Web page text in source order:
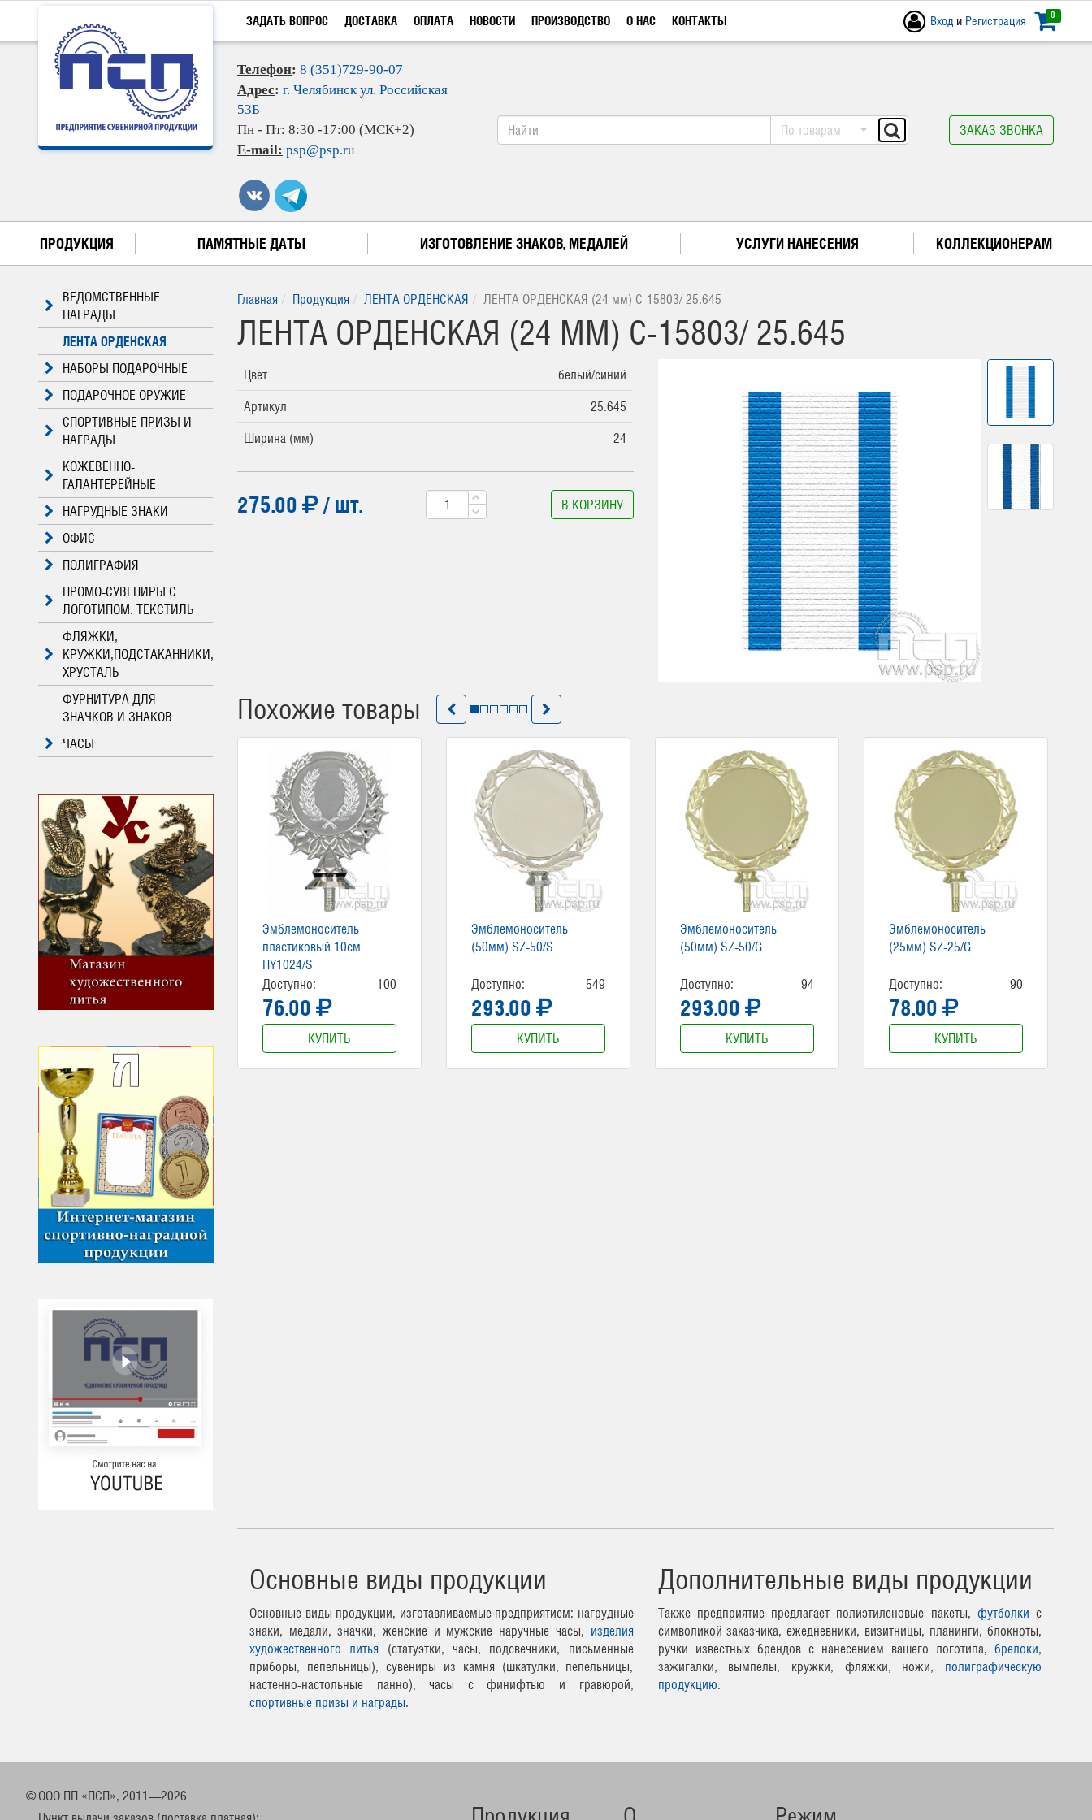
ЗАДАТЬ ВОПРОС ДОСТАВКА ОПЛАТА НОВОСТИ ПРОИЗВОДСТВО О НАС КОНТАКТЫ 0
Вход и Регистрация
Телефон: 8 (351)729-90-07
Адрес: г. Челябинск ул. Российская
53Б
Пн - Пт: 8:30 -17:00 (МСК+2)
E-mail: psp@psp.ru
По товарам ЗАКАЗ ЗВОНКА
ПРОДУКЦИЯ ПАМЯТНЫЕ ДАТЫ ИЗГОТОВЛЕНИЕ ЗНАКОВ, МЕДАЛЕЙ УСЛУГИ НАНЕСЕНИЯ КОЛЛЕКЦИОНЕРАМ
ВЕДОМСТВЕННЫЕ
НАГРАДЫ
ЛЕНТА ОРДЕНСКАЯ
НАБОРЫ ПОДАРОЧНЫЕ
ПОДАРОЧНОЕ ОРУЖИЕ
СПОРТИВНЫЕ ПРИЗЫ И
НАГРАДЫ
КОЖЕВЕННО-
ГАЛАНТЕРЕЙНЫЕ
НАГРУДНЫЕ ЗНАКИ
ОФИС
ПОЛИГРАФИЯ
ПРОМО-СУВЕНИРЫ С
ЛОГОТИПОМ. ТЕКСТИЛЬ
ФЛЯЖКИ,
КРУЖКИ,ПОДСТАКАННИКИ,
ХРУСТАЛЬ
ФУРНИТУРА ДЛЯ
ЗНАЧКОВ И ЗНАКОВ
ЧАСЫ
Главная Продукция ЛЕНТА ОРДЕНСКАЯ ЛЕНТА ОРДЕНСКАЯ (24 мм) С-15803/ 25.645
ЛЕНТА ОРДЕНСКАЯ (24 ММ) С-15803/ 25.645
Цвет
белый/синий
Артикул
25.645
Ширина (мм)
24
275.00 / шт. В КОРЗИНУ
Похожие товары
Эмблемоноситель
пластиковый 10см
HY1024/S
Доступно:
100
76.00
КУПИТЬ
Эмблемоноситель
(50мм) SZ-50/S
Доступно: 549
293.00
КУПИТЬ
Эмблемоноситель
(50мм) SZ-50/G
Доступно: 94
293.00
КУПИТЬ
Эмблемоноситель
(25мм) SZ-25/G
Доступно: 90
78.00
КУПИТЬ
Основные виды продукции
Основные виды продукции, изготавливаемые предприятием: нагрудные
знаки, медали, значки, женские и мужские наручные часы, изделия
художественного литья (статуэтки, часы, подсвечники, письменные
приборы, пепельницы), сувениры из камня (шкатулки, пепельницы,
настенно-настольные панно), часы с финифтью и гравюрой,
спортивные призы и награды.
Дополнительные виды продукции
Также предприятие предлагает полиэтиленовые пакеты, футболки с
символикой заказчика, ежедневники, визитницы, планинги, блокноты,
ручки известных брендов с нанесением вашего логотипа, брелоки,
зажигалки, вымпелы, кружки, фляжки, ножи, полиграфическую
продукцию.
© ООО ПП «ПСП», 2011—2026